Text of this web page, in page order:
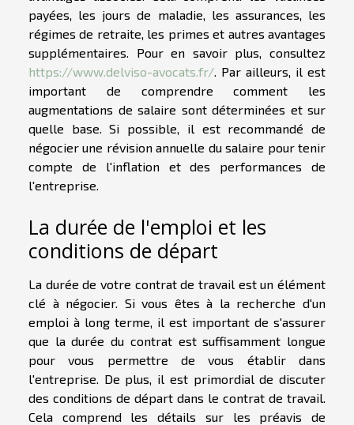
payées, les jours de maladie, les assurances, les
régimes de retraite, les primes et autres avantages
supplémentaires. Pour en savoir plus, consultez
https://www.delviso-avocats.fr/. Par ailleurs, il est
important de comprendre comment les
augmentations de salaire sont déterminées et sur
quelle base. Si possible, il est recommandé de
négocier une révision annuelle du salaire pour tenir
compte de l'inflation et des performances de
l'entreprise.
La durée de l'emploi et les
conditions de départ
La durée de votre contrat de travail est un élément
clé à négocier. Si vous êtes à la recherche d'un
emploi à long terme, il est important de s'assurer
que la durée du contrat est suffisamment longue
pour vous permettre de vous établir dans
l'entreprise. De plus, il est primordial de discuter
des conditions de départ dans le contrat de travail.
Cela comprend les détails sur les préavis de